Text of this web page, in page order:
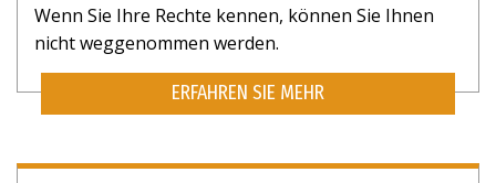
ABONNIEREN SIE, UM UPDATES UND
MÖGLICHKEITEN ZU HELFEN ZU
ERHALTEN.
Wenn Sie Ihre Rechte kennen, können Sie Ihnen
nicht weggenommen werden.
ERFAHREN SIE MEHR